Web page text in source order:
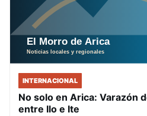
INTERNACIONAL
No solo en Arica: Varazón
entre Ilo e Ite